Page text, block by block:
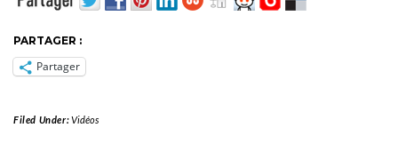
PARTAGER :
Partager
Filed Under:Vidéos